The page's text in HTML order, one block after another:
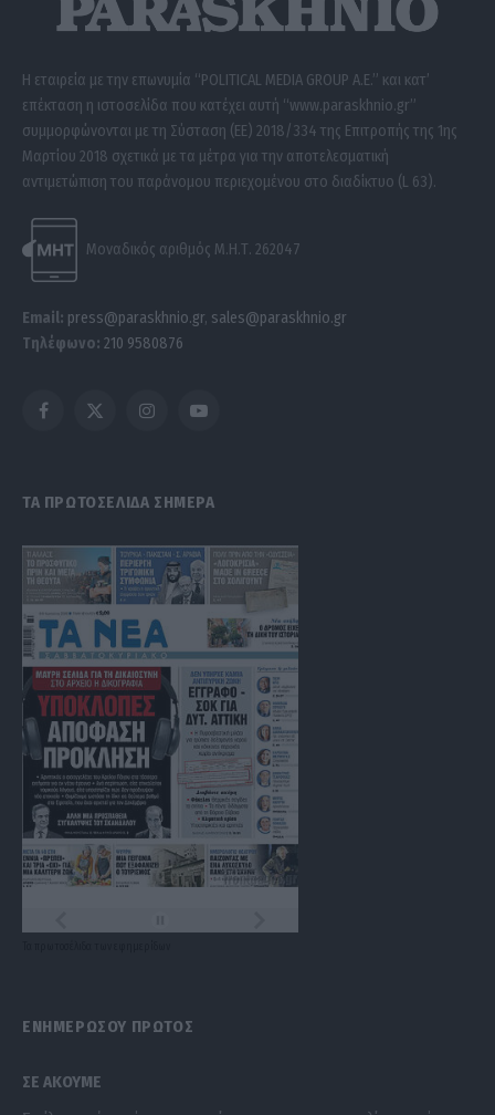
Η εταιρεία με την επωνυμία “POLITICAL MEDIA GROUP A.E.” και κατ’
επέκταση η ιστοσελίδα που κατέχει αυτή “www.paraskhnio.gr”
συμμορφώνονται με τη Σύσταση (ΕΕ) 2018/334 της Επιτροπής της 1ης
Μαρτίου 2018 σχετικά με τα μέτρα για την αποτελεσματική
αντιμετώπιση του παράνομου περιεχομένου στο διαδίκτυο (L 63).
Μοναδικός αριθμός Μ.Η.Τ. 262047
Email: press@paraskhnio.gr, sales@paraskhnio.gr
Τηλέφωνο: 210 9580876
Facebook
X
InstagramYouTube
ΤΑ ΠΡΩΤΟΣΕΛΙΔΑ ΣΗΜΕΡΑ
ΕΝΗΜΕΡΩΣΟΥ ΠΡΩΤΟΣ
ΣΕ ΑΚΟΥΜΕ